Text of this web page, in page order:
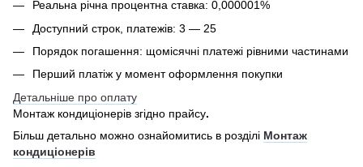
Реальна річна процентна ставка: 0,000001%
Доступний строк, платежів: 3 — 25
Порядок погашення: щомісячні платежі рівними частинами
Перший платіж у момент оформлення покупки
Детальніше про оплату
Монтаж кондиціонерів згідно прайсу.
Більш детально можно ознайомитись в розділі Монтаж
кондиціонерів